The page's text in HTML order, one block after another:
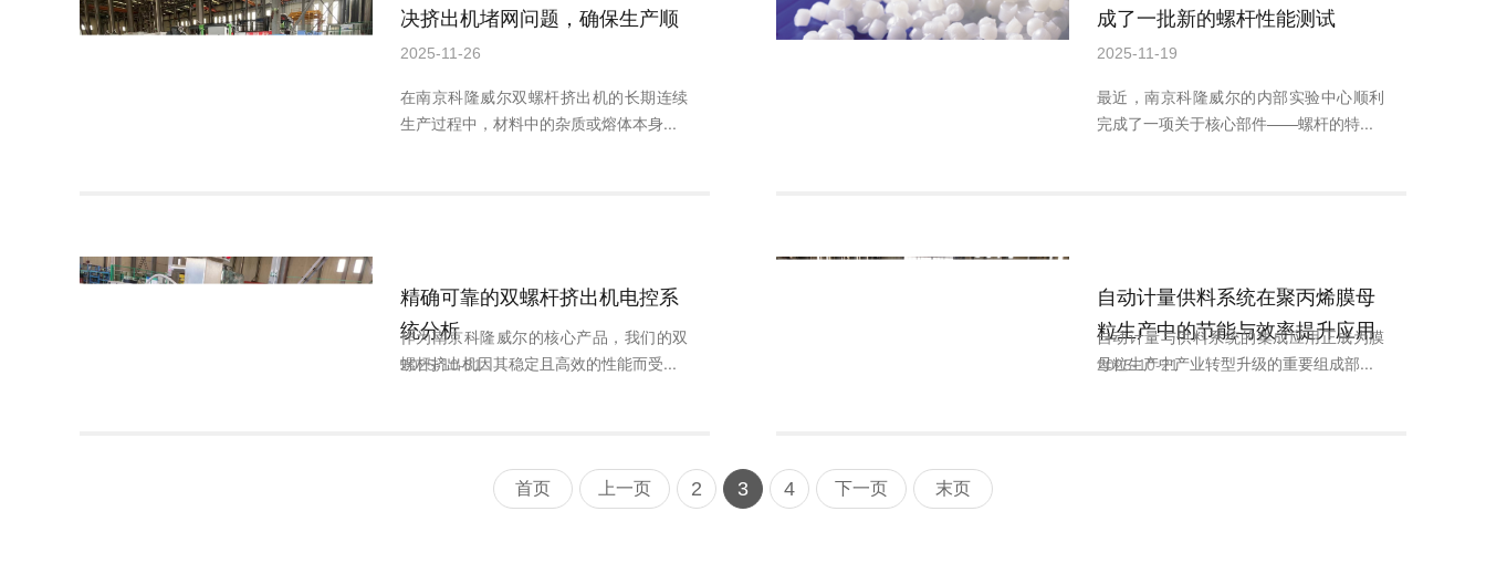
决挤出机堵网问题，确保生产顺
利运行。
2025-11-26
在南京科隆威尔双螺杆挤出机的长期连续
生产过程中，材料中的杂质或熔体本身...
成了一批新的螺杆性能测试
2025-11-19
最近，南京科隆威尔的内部实验中心顺利
完成了一项关于核心部件——螺杆的特...
精确可靠的双螺杆挤出机电控系
统分析
2025-10-31
作为南京科隆威尔的核心产品，我们的双
螺杆挤出机因其稳定且高效的性能而受...
自动计量供料系统在聚丙烯膜母
粒生产中的节能与效率提升应用
2025-10-21
自动计量与供料系统的集成应用正成为膜
母粒生产中产业转型升级的重要组成部...
首页 上一页 2 3 4 下一页 末页